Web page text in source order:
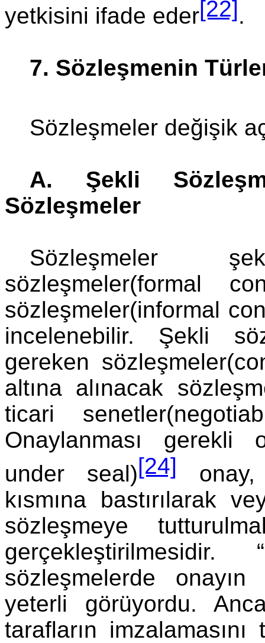
yetkisini ifade eder[22].
7. Sözleşmenin
Sözleşmeler değişik
A. Şekli
Sözleşmeler
Sözleşmeler
sözleşmeler(formal
sözleşmeler(informal
incelenebilir. Şekli
gereken
altına alınacak
ticari
Onaylanması gerekli
under seal)[24] onay,
kısmına bastırılarak
sözleşmeye
sözleşmelerde
yeterli görüyordu.
tarafların